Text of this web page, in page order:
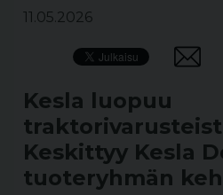
11.05.2026
Kesla luopuu
Keskittyy Kesla
tuoteryhmän